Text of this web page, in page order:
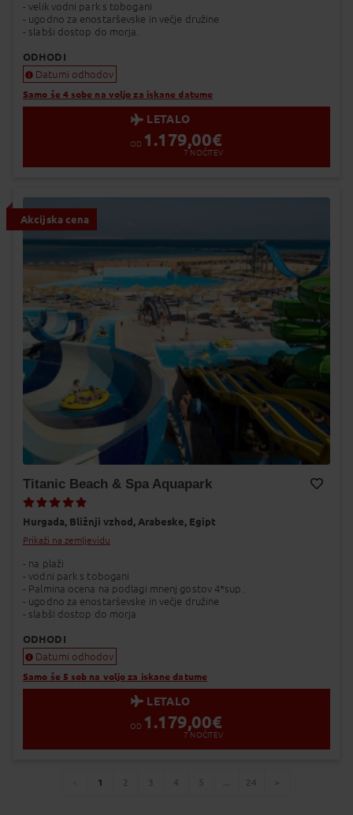
- velik vodni park s tobogani
- ugodno za enostarševske in večje družine
- slabši dostop do morja.
ODHODI
Datumi odhodov
Samo še 4 sobe na voljo za iskane datume
LETALO
OD 1.179,00€
7 NOČITEV
Akcijska cena
Titanic Beach & Spa Aquapark
Hurgada, Bližnji vzhod, Arabeske, Egipt
Prikaži na zemljevidu
- na plaži
- vodni park s tobogani
- Palmina ocena na podlagi mnenj gostov 4*sup.
- ugodno za enostarševske in večje družine
- slabši dostop do morja
ODHODI
Datumi odhodov
Samo še 5 sob na voljo za iskane datume
LETALO
OD 1.179,00€
7 NOČITEV
You're
1
page
2
page
3 4
page
5
page
... 24